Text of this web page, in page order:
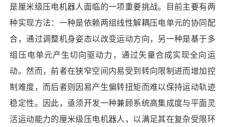
是厘米级压电机器人面临的一项重要挑战。目前主要有两
种实现方法：一种是依赖两组线性解耦压电单元的协同配
合，通过调整机身姿态以改变运动方向，另一种是基于多
组压电单元产生切向驱动力，通过矢量合成实现全向运
动。然而，前者在狭窄空间内易受到转向限制进而增加控
制难度，而后者则因易产生偏转扭矩而难以保持运动轨迹
稳定性。因此，亟须开发一种兼顾系统高集成度与平面灵
活运动能力的厘米级压电机器人，以满足其在复杂受限环